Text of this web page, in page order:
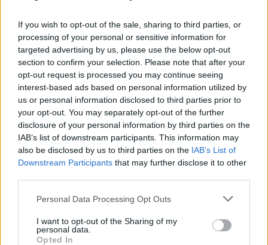
If you wish to opt-out of the sale, sharing to third parties, or
processing of your personal or sensitive information for
targeted advertising by us, please use the below opt-out
section to confirm your selection. Please note that after your
opt-out request is processed you may continue seeing
interest-based ads based on personal information utilized by
us or personal information disclosed to third parties prior to
your opt-out. You may separately opt-out of the further
disclosure of your personal information by third parties on the
IAB’s list of downstream participants. This information may
also be disclosed by us to third parties on the IAB’s List of
Downstream Participants that may further disclose it to other
Please note that this website/app uses one or more Google
not limited to your visit or usage behaviour. You may click to
grant or deny consent to Google and its third-party tags to
Personal Data Processing Opt Outs
I want to opt-out of the Sharing of my
personal data.
Opted In
Curve (2015)
Amikor a 127 óra és Az országút fantomja